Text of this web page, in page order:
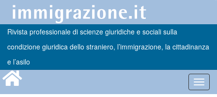
Rivista professionale di scienze giuridiche e sociali sulla
condizione giuridica dello straniero, l’immigrazione, la cittadinanza
e l’asilo